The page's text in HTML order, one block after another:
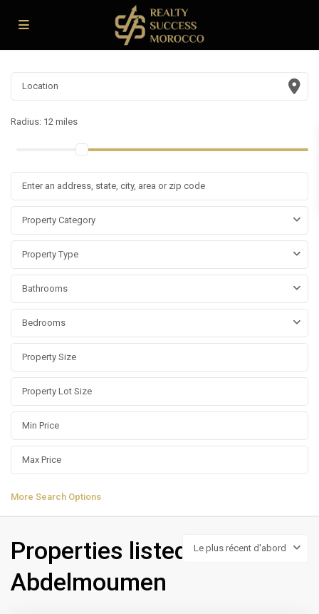
Radius: 12 miles
Property Category
Property Type
Bathrooms
Bedrooms
More Search Options
Le plus récent d'abord
Properties listed in
Abdelmoumen
Abdelmoumen